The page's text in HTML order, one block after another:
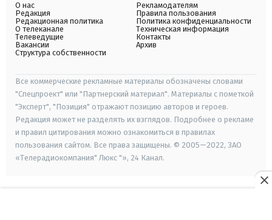
О нас
Редакция
Редакционная политика
О телеканале
Телеведущие
Вакансии
Структура собственности
Рекламодателям
Правила пользования
Политика конфиденциальности
Техническая информация
Контакты
Архив
Все коммерческие рекламные материалы обозначены словами
"Спецпроект" или "Партнерский материал". Материалы с пометкой
"Эксперт", "Позиция" отражают позицию авторов и героев.
Редакция может не разделять их взглядов. Подробнее о рекламе
и правил цитирования можно ознакомиться в правилах
пользования сайтом. Все права защищены. © 2005—2022, ЗАО
«Телерадиокомпания" Люкс "», 24 Канал.